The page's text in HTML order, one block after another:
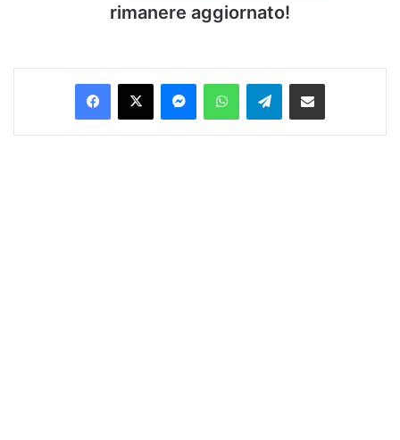
rimanere aggiornato!
Facebook
X MessengerWhatsAppTelegramCondividi via Email